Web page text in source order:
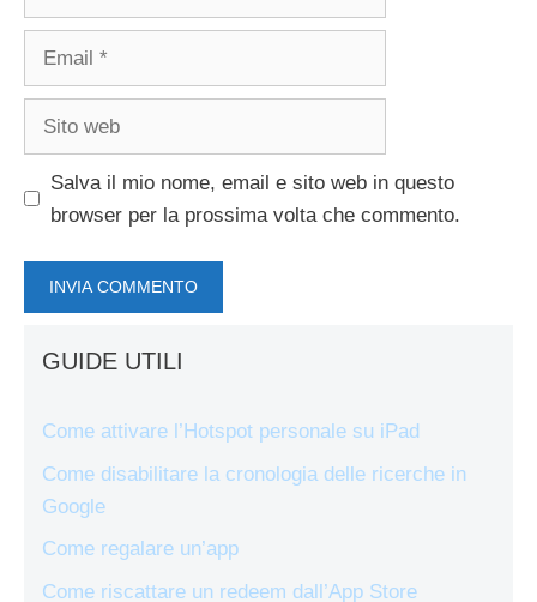
Salva il mio nome, email e sito web in questo
browser per la prossima volta che commento.
GUIDE UTILI
Come attivare l’Hotspot personale su iPad
Come disabilitare la cronologia delle ricerche in
Google
Come regalare un’app
Come riscattare un redeem dall’App Store